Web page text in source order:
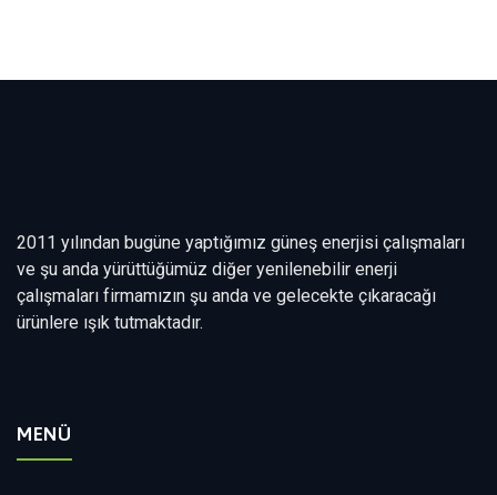
2011 yılından bugüne yaptığımız güneş enerjisi çalışmaları
ve şu anda yürüttüğümüz diğer yenilenebilir enerji
çalışmaları firmamızın şu anda ve gelecekte çıkaracağı
ürünlere ışık tutmaktadır.
MENÜ